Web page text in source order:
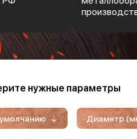
нужные параметры
Диаметр